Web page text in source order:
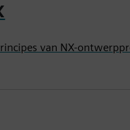
van NX-